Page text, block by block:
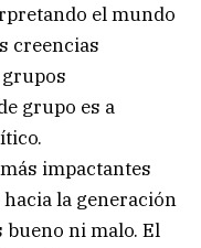
el mundo
creencias
grupo es a
impactantes
la generación
bueno ni malo. El